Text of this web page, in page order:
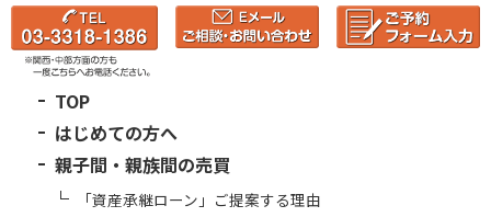
TOP
はじめての方へ
親子間・親族間の売買
「資産承継ローン」ご提案する理由